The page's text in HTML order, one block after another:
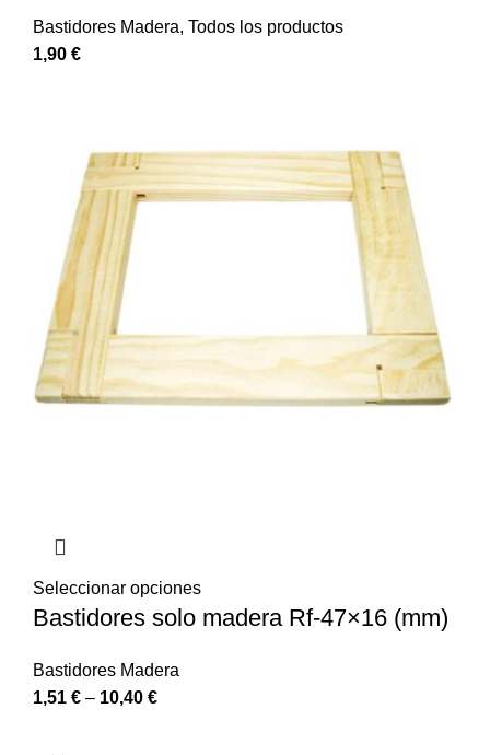
Bastidores Madera, Todos los productos
1,90 €
Seleccionar opciones
Bastidores solo madera Rf-47×16 (mm)
Bastidores Madera
1,51 € – 10,40 €